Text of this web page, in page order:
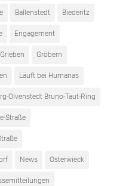
Ballenstedt Biederitz
Engagement
Grieben Gröbern
Läuft bei Humanas
Olvenstedt Bruno-Taut-Ring
Straße
News Osterwieck